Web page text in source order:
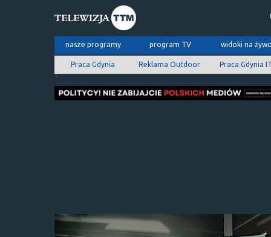
nasze programy program TV widoki na
Praca Gdynia Reklama Outdoor Praca Gdynia